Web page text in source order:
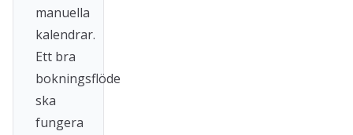
manuella
kalendrar.
Ett bra
bokningsflöde
ska
fungera